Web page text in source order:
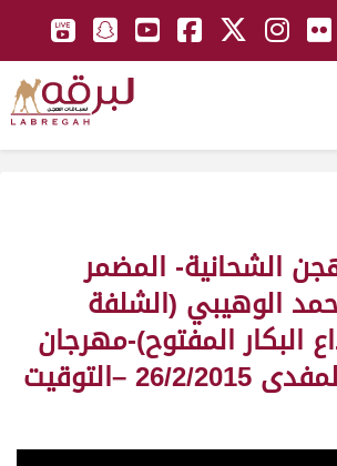
الشحانية- المضمر
الوهيبي (الشلفة
البكار المفتوح)-مهرجان
سمو الأمير المفدى 26/2/2015 –التوقيت